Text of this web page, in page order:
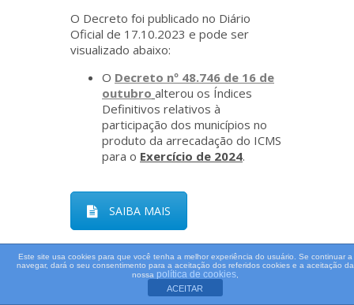
O Decreto foi publicado no Diário
Oficial de 17.10.2023 e pode ser
visualizado abaixo:
O Decreto nº 48.746 de 16 de
outubro alterou os Índices
Definitivos relativos à
participação dos municípios no
produto da arrecadação do ICMS
para o Exercício de 2024.
SAIBA MAIS
Este site usa cookies para que você tenha a melhor experiência do usuário. Se continuar a
navegar, dará o seu consentimento para a aceitação dos referidos cookies e a aceitação da
nossa política de cookies,
ACEITAR